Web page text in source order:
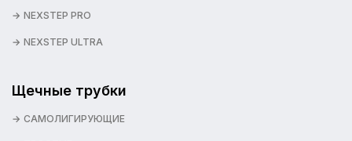
NEXSTEP PRO
NEXSTEP ULTRA
Щечные трубки
САМОЛИГИРУЮЩИЕ